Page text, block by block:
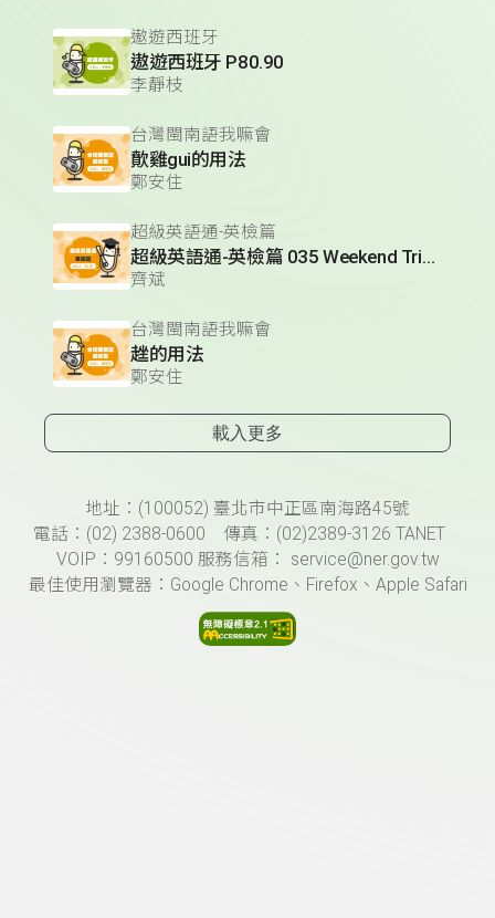
遨遊西班牙
遨遊西班牙 P80.90
李靜枝
台灣閩南語我嘛會
歕雞gui的用法
鄭安住
超級英語通-英檢篇
超級英語通-英檢篇 035 Weekend Trip- 週末旅遊
齊斌
台灣閩南語我嘛會
趖的用法
鄭安住
載入更多
頁尾資訊地址：(100052) 臺北市中正區南海路45號
電話：(02) 2388-0600 傳真：(02)2389-3126 TANET
VOIP：99160500 服務信箱： service@ner.gov.tw
最佳使用瀏覽器：Google Chrome、Firefox、Apple Safari